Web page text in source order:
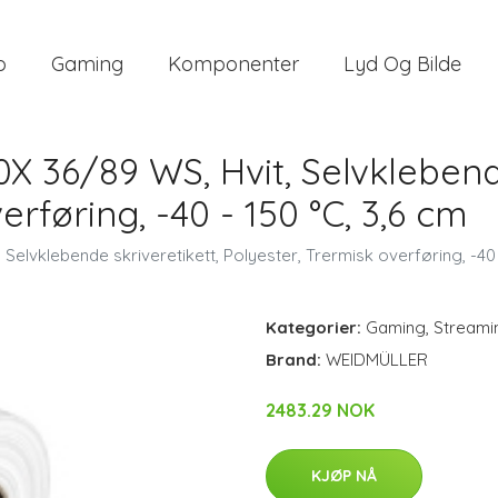
Gaming Komponenter Lyd Og Bilde
36/89 WS, Hvit,
-40 - 150 °C, 3,6 cm
Selvklebende skriveretikett, Polyester, Trermisk overføring, -40
Kategorier: Gaming,
Brand: WEIDMÜLLER
2483.29 NOK
KJØP NÅ